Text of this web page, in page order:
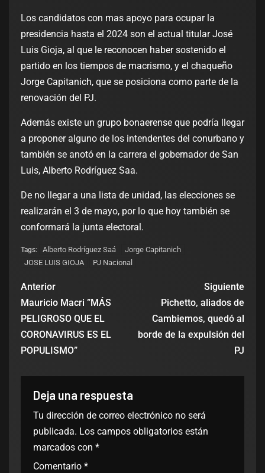
Los candidatos con mas apoyo para ocupar la
presidencia hasta el 2024 son el actual titular José
Luis Gioja, al que le reconocen haber sostenido el
partido en los tiempos de macrismo, y el chaqueño
Jorge Capitanich, que se posiciona como parte de la
renovación del PJ.
Además existe un grupo bonaerense que podría llegar
a proponer alguno de los intendentes del conurbano y
también se anotó en la carrera el gobernador de San
Luis, Alberto Rodríguez Saa.
De no llegar a una lista de unidad, las elecciones se
realizarán el 3 de mayo, por lo que hoy también se
conformará la junta electoral.
Tags: Alberto Rodríguez Saá
Jorge Capitanich
JOSE LUIS GIOJA
PJ Nacional
Anterior
Mauricio Macri ”MÁS
PELIGROSO QUE EL
CORONAVIRUS ES EL
POPULISMO”
Siguiente
Pichetto, aliados de
Cambiemos, quedó al
borde de la expulsión del
PJ
Deja una respuesta
Tu dirección de correo electrónico no será
publicada. Los campos obligatorios están
marcados con *
Comentario *